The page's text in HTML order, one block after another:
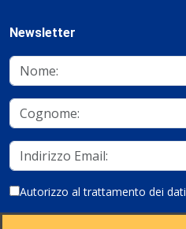
Newsletter
Autorizzo al trattamento dei dati